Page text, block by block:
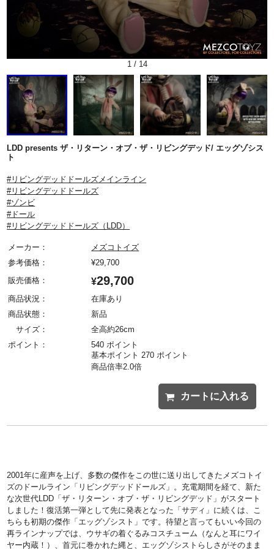
1 / 14
LDD presents ザ・リターン・オブ・ザ・リビングデッド/ エッグゾシス
ト
#リビングデッドドールズメインライン
#リビングデッドドールズ
#ゾンビ
#ドール
#リビングデッドドールズ（LDD）
メーカー：
メズコトイズ
参考価格：
¥29,700
販売価格：
¥29,700
商品状況：
在庫あり
商品状態：
新品
サイズ：
全高約26cm
ポイント：
540 ポイント
基本ポイント 270 ポイント
商品倍率2.0倍
カートに入れる
2001年に産声を上げ、多数の傑作をこの世に送り出してきたメズコトイ
ズのドールライン「リビングデッドドールズ」。充電期間を経て、新た
な次世代LDD「ザ・リターン・オブ・ザ・リビングデッド」がスタート
しました！復活第一弾として先に発表となった「サディ」に続くは、こ
ちらも初期の傑作「エッグゾシスト」です。待望と言ってもいい今回の
再ラインナップでは、ウサギの着ぐるみコスチューム（なんと耳にワイ
ヤー内蔵！）、首元に巻かれた縄と、エッグゾシストらしさがそのまま